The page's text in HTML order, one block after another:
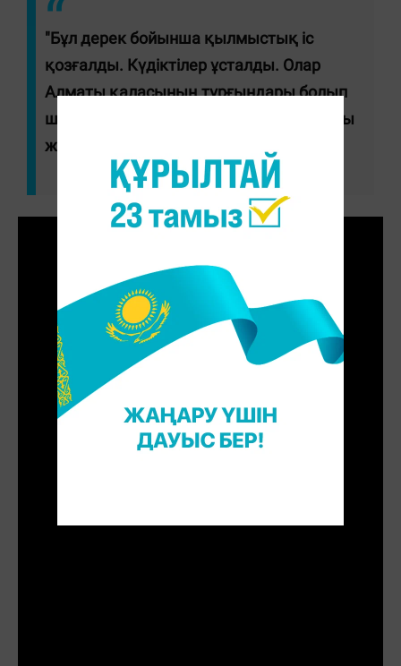
"Бұл дерек бойынша қылмыстық іс
қозғалды. Күдіктілер ұсталды. Олар
Алматы қаласының тұрғындары болып
шықты. Қазір соталды тергеу амалдары
жүргізіліп жатыр", - деді полиция.